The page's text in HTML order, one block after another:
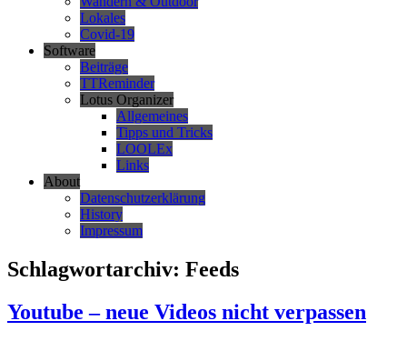
Lokales
Covid-19
Software
Beiträge
TTReminder
Lotus Organizer
Allgemeines
Tipps und Tricks
LOOLEx
Links
About
Datenschutzerklärung
History
Impressum
Schlagwortarchiv: Feeds
Youtube – neue Videos nicht verpassen